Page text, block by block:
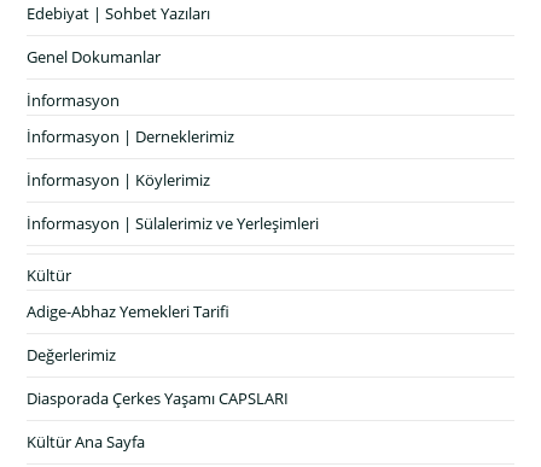
Edebiyat | Sohbet Yazıları
Genel Dokumanlar
İnformasyon
İnformasyon | Derneklerimiz
İnformasyon | Köylerimiz
İnformasyon | Sülalerimiz ve Yerleşimleri
Kültür
Adige-Abhaz Yemekleri Tarifi
Değerlerimiz
Diasporada Çerkes Yaşamı CAPSLARI
Kültür Ana Sayfa